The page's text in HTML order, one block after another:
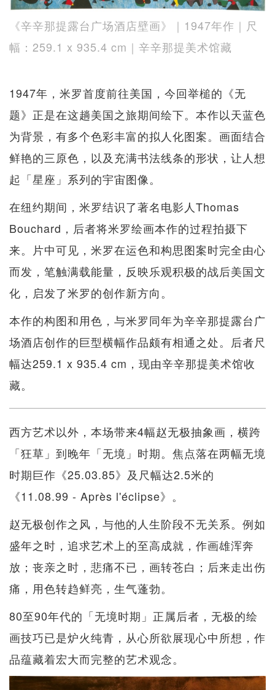
《辛辛那提露台广场酒店壁画》｜1947年作｜尺
幅：259.1 x 935.4 cm｜辛辛那提美术馆藏
1947年，米罗首度前往美国，今回举槌的《无
题》正是在这趟美国之旅期间绘下。本作以天蓝色
为背景，有多个色彩丰富的拟人化图案。画面结合
鲜艳的三原色，以及充满书法线条的形状，让人想
起「星座」系列的宇宙图像。
在纽约期间，米罗结识了著名电影人Thomas
Bouchard，后者将米罗绘画本作的过程拍摄下
来。片中可见，米罗在运色和构思图案时完全由心
而发，笔触满载能量，反映乐观积极的战后美国文
化，启发了米罗的创作新方向。
本作的构图和用色，与米罗同年为辛辛那提露台广
场酒店创作的巨型横幅作品颇有相通之处。后者尺
幅达259.1 x 935.4 cm，现由辛辛那提美术馆收
藏。
西方艺术以外，本场带来4幅赵无极抽象画，横跨
「狂草」到晚年「无境」时期。焦点落在两幅无境
时期巨作《25.03.85》及尺幅达2.5米的
《11.08.99 - Après l'éclipse》。
赵无极创作之风，与他的人生阶段不无关系。例如
盛年之时，追求艺术上的至高成就，作画雄浑奔
放；丧亲之时，悲痛不已，画转苍白；后来走出伤
痛，用色转趋鲜亮，生气蓬勃。
80至90年代的「无境时期」正属后者，无极的绘
画技巧已是炉火纯青，从心所欲展现心中所想，作
品蕴藏着宏大而完整的艺术观念。